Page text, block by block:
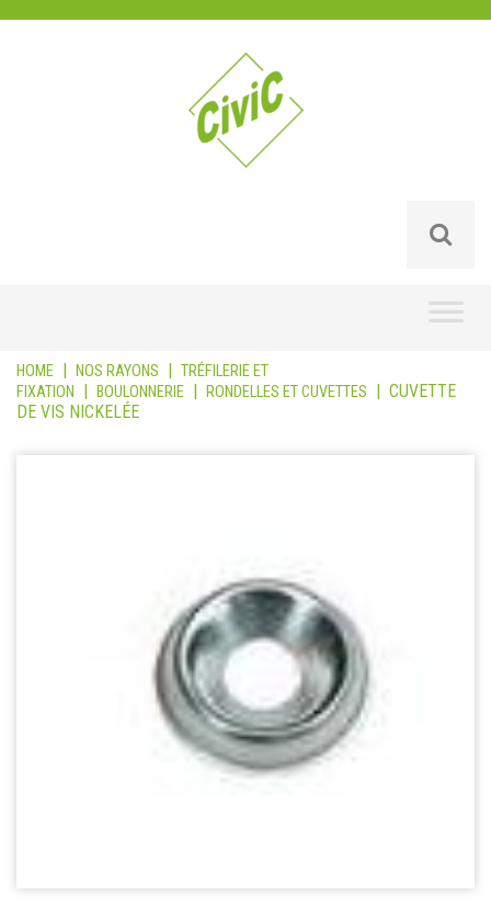
HOME | NOS RAYONS | TRÉFILERIE ET
FIXATION
| BOULONNERIE | RONDELLES ET CUVETTES | CUVETTE
DE VIS NICKELÉE